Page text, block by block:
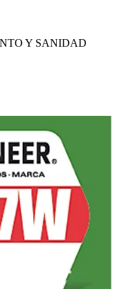
Y SANIDAD